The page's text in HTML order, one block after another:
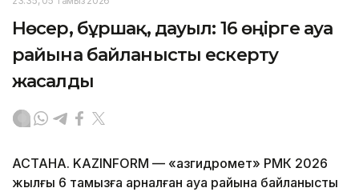
Нөсер, бұршақ, дауыл: 16 өңірге ауа
райына байланысты ескерту
жасалды
АСТАНА. KAZINFORM — «Қазгидромет» РМК 2026
жылғы 6 тамызға арналған ауа райына байланысты